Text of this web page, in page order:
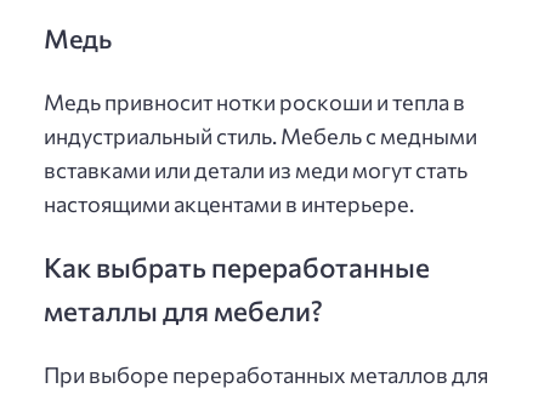
Медь
Медь привносит нотки роскоши и тепла в
индустриальный стиль. Мебель с медными
вставками или детали из меди могут стать
настоящими акцентами в интерьере.
Как выбрать переработанные
металлы для мебели?
При выборе переработанных металлов для